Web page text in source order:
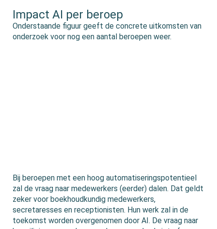
Impact AI per beroep
Onderstaande figuur geeft de concrete uitkomsten van
onderzoek voor nog een aantal beroepen weer.
Bij beroepen met een hoog automatiseringspotentieel
zal de vraag naar medewerkers (eerder) dalen. Dat geldt
zeker voor boekhoudkundig medewerkers,
secretaresses en receptionisten. Hun werk zal in de
toekomst worden overgenomen door AI. De vraag naar